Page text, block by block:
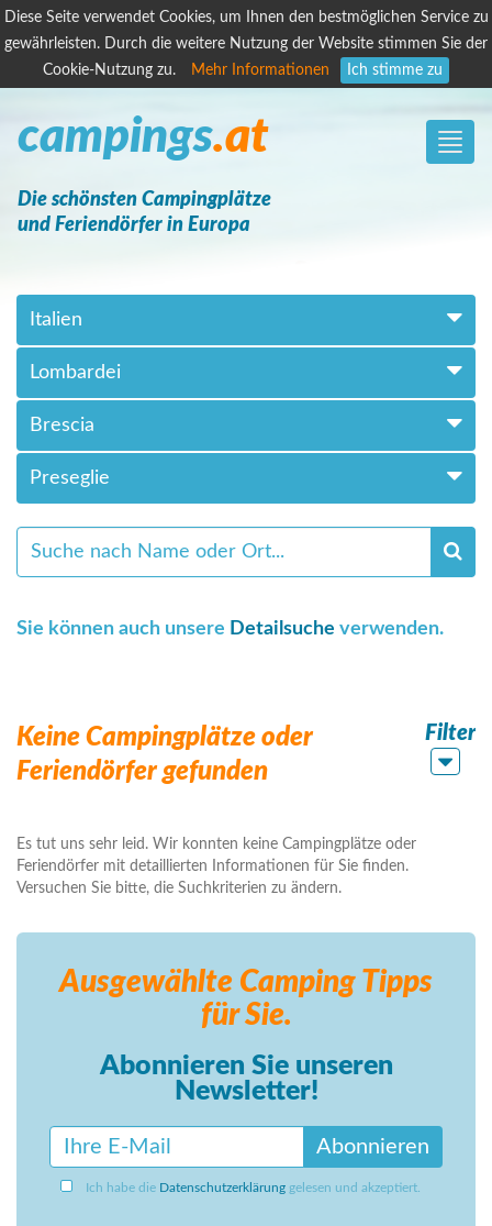
Diese Seite verwendet Cookies, um Ihnen den bestmöglichen Service zu
gewährleisten. Durch die weitere Nutzung der Website stimmen Sie der
Cookie-Nutzung zu.
Mehr Informationen Ich stimme zu
Toggle
campings.at
Die schönsten Campingplätze
und Feriendörfer in Europa
Italien
Lombardei
Brescia
Preseglie
Sie können auch unsere Detailsuche verwenden.
Keine Campingplätze oder
Feriendörfer gefunden
Filter
Es tut uns sehr leid. Wir konnten keine Campingplätze oder
Feriendörfer mit detaillierten Informationen für Sie finden.
Versuchen Sie bitte, die Suchkriterien zu ändern.
Ausgewählte Camping Tipps
für Sie.
Abonnieren Sie unseren
Newsletter!
Abonnieren
Ich habe die Datenschutzerklärung gelesen und akzeptiert.